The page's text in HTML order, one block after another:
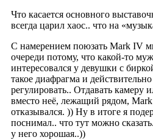
Что касается основного
всегда царил хаос.. что на
С намерением поюзать Mark IV
очереди потому, что какой-то
интересовался у девушки с
такое диафрагма и
регулировать.. Отдавать камеру
вместо неё, лежащий рядом,
отказывался. )) Ну в итоге я
поснимал.. что тут можно
у него хорошая..))